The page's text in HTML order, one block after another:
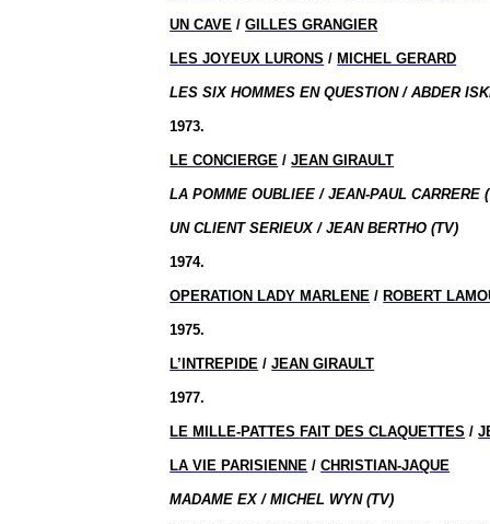
UN CAVE /GILLES GRANGIER
LES JOYEUX LURONS / MICHEL GERARD
LES SIX HOMMES EN QUESTION / ABDER
1973.
LE CONCIERGE /JEAN GIRAULT
LA POMME OUBLIEE / JEAN-PAUL CARRERE
UN CLIENT SERIEUX / JEAN BERTHO (TV)
1974.
OPERATION LADY MARLENE / ROBERT
1975.
L’INTREPIDE /JEAN GIRAULT
1977.
LE MILLE-PATTES FAIT DES CLAQUETTES /
LA VIE PARISIENNE /CHRISTIAN-JAQUE
MADAME EX / MICHEL WYN (TV)